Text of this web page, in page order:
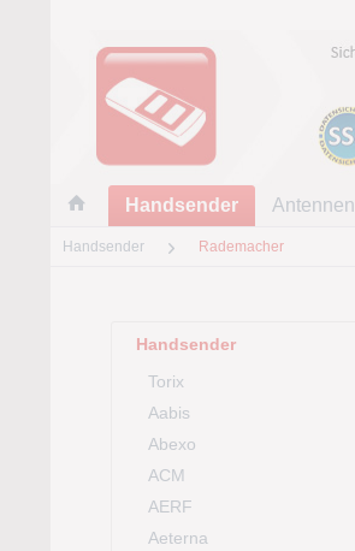
Handsender Antennen
Handsender Rademacher
Handsender
Torix
Aabis
Abexo
ACM
AERF
Aeterna